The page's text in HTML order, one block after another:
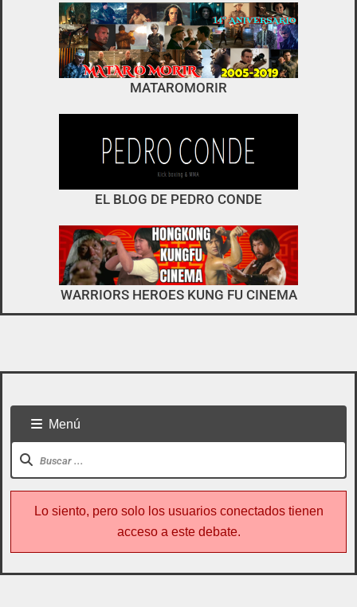
no es el típico de «llegar,
descargar y pirarse».
interactuar e integrarse
MATAROMORIR
EL BLOG DE PEDRO CONDE
WARRIORS HEROES KUNG FU CINEMA
Menú
Lo siento, pero solo los usuarios conectados tienen
acceso a este debate.